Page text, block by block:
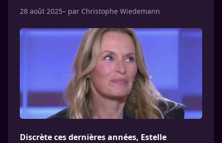
28 août 2025– par Christophe Wiedemann
Discrète ces dernières années, Estelle